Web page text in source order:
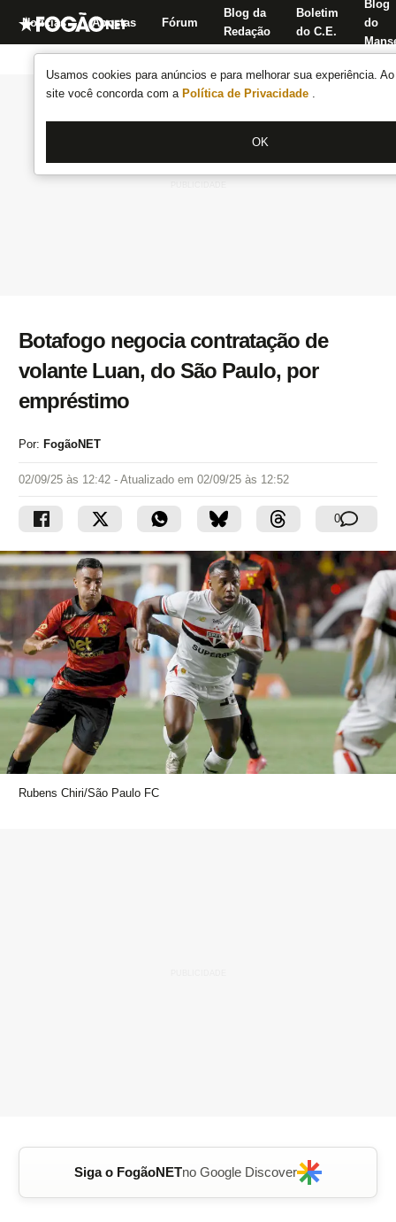
Usamos cookies para anúncios e para melhorar sua experiência.
site você concorda com a Política de Privacidade .
OK
Notícias Apostas Fórum
Blog da
Redação
Boletim
do C.E.
Blog
do
Botafogo negocia contratação de
volante Luan, do São Paulo, por
empréstimo
Por: FogãoNET
02/09/25 às 12:42 - Atualizado em 02/09/25 às 12:52
0
Rubens Chiri/São Paulo FC
Siga o FogãoNETno Google Discover